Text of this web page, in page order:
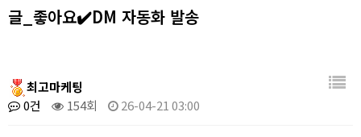
글_좋아요✔️DM 자동화 발송
최고마케팅
0건
154회 26-04-21 03:00